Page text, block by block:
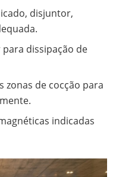
disjuntor,
dissipação de
zonas de cocção para
indicadas